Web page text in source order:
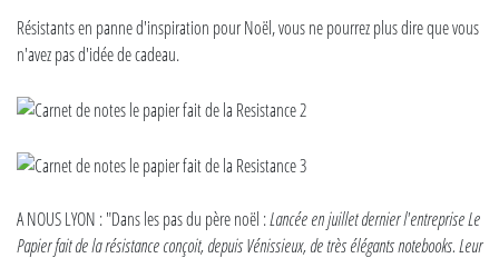
Résistants en panne d'inspiration pour Noël, vous ne pourrez plus dire que vous
n'avez pas d'idée de cadeau.
A NOUS LYON : "Dans les pas du père noël :Lancée en juillet dernier l'entreprise Le
Papier fait de la résistance conçoit, depuis Vénissieux, de très élégants notebooks. Leur